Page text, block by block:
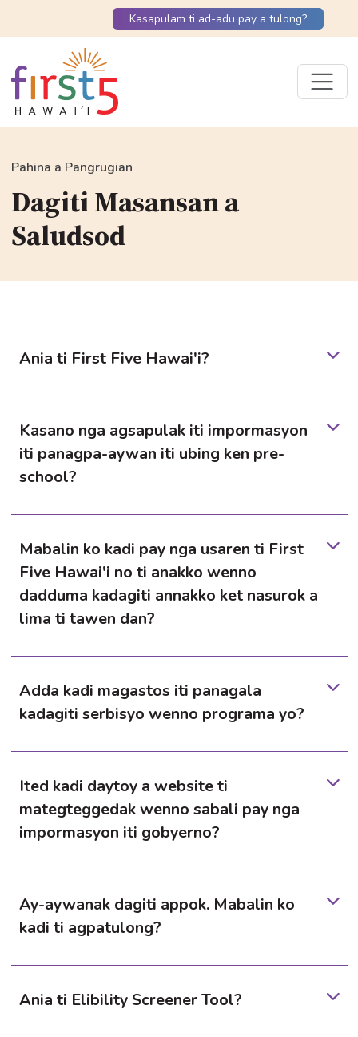
Kasapulam ti ad-adu pay a tulong?
Pahina a Pangrugian
Dagiti Masansan a
Saludsod
Ania ti First Five Hawai'i?
Kasano nga agsapulak iti impormasyon
iti panagpa-aywan iti ubing ken pre-
school?
Mabalin ko kadi pay nga usaren ti First
Five Hawai'i no ti anakko wenno
dadduma kadagiti annakko ket nasurok a
lima ti tawen dan?
Adda kadi magastos iti panagala
kadagiti serbisyo wenno programa yo?
Ited kadi daytoy a website ti
mategteggedak wenno sabali pay nga
impormasyon iti gobyerno?
Ay-aywanak dagiti appok. Mabalin ko
kadi ti agpatulong?
Ania ti Elibility Screener Tool?